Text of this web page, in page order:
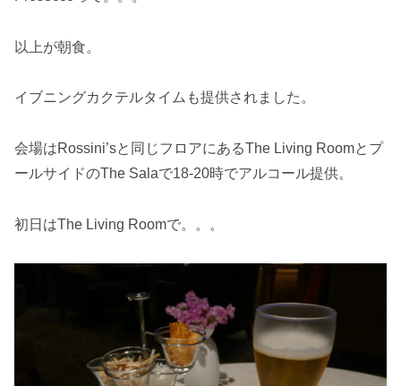
以上が朝食。
イブニングカクテルタイムも提供されました。
会場はRossini’sと同じフロアにあるThe Living Roomとプ
ールサイドのThe Salaで18-20時でアルコール提供。
初日はThe Living Roomで。。。